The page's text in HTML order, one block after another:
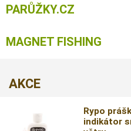
PARŮŽKY.CZ
MAGNET FISHING
AKCE
Rypo
indikátor